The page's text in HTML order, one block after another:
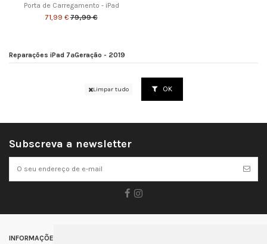
Porta de Carregamento - iPad
71,99 € 79,99 €
Reparações iPad 7ªGeração - 2019
Limpar tudo OK
Subscreva a newsletter
INFORMAÇÕES